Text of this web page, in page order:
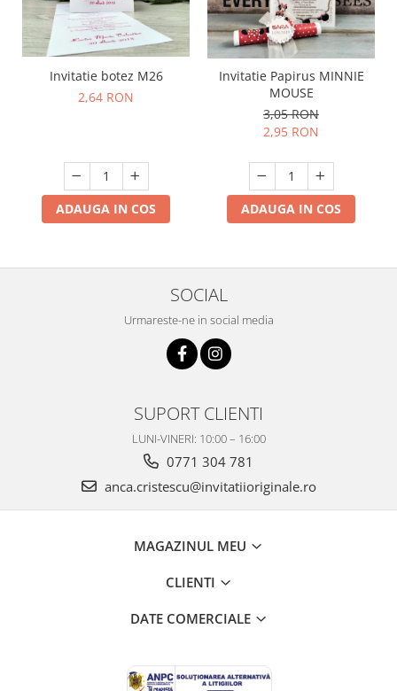
Invitatie botez M26
2,64 RON
ADAUGA IN COS
Invitatie Papirus MINNIE
MOUSE
3,05 RON
2,95 RON
ADAUGA IN COS
SOCIAL
Urmareste-ne in social media
SUPORT CLIENTI
LUNI-VINERI: 10:00 – 16:00
0771 304 781
anca.cristescu@invitatiioriginale.ro
MAGAZINUL MEU
CLIENTI
DATE COMERCIALE